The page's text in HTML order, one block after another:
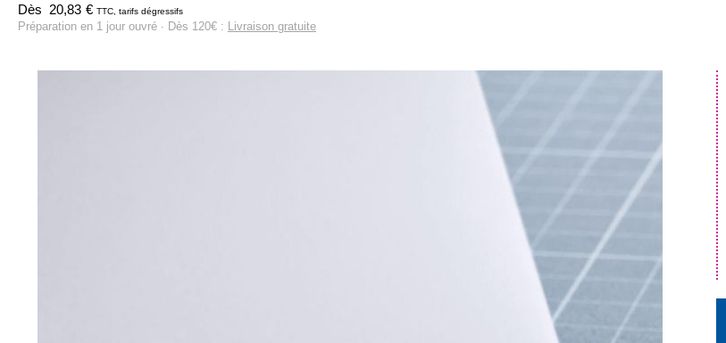
Dès 20,83 € TTC, tarifs dégressifs
Préparation en 1 jour ouvré ∙ Dès 120€ : Livraison gratuite